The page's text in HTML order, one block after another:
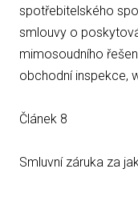
spotřebitelského
smlouvy o
mimosoudního
obchodní inspekce,
Článek 8
Smluvní záruka za